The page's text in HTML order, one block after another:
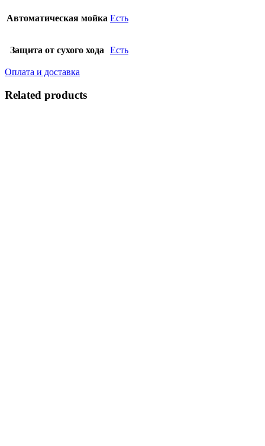
Автоматическая мойка Есть
Защита от сухого хода Есть
Оплата и доставка
Related products